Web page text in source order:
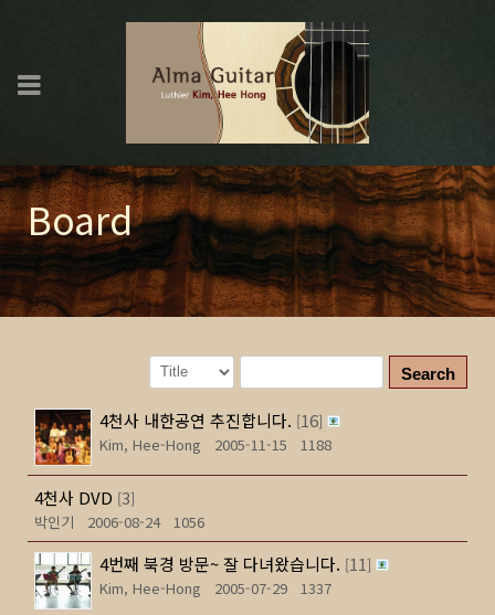
Board
Search
4천사 내한공연 추진합니다. [16]
Kim, Hee-Hong
2005-11-15 1188
4천사 DVD [3]
박인기
2006-08-24 1056
4번째 북경 방문~ 잘 다녀왔습니다. [11]
Kim, Hee-Hong
2005-07-29 1337